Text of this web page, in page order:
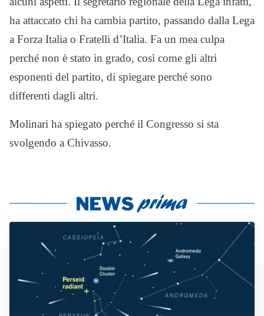
ha attaccato chi ha cambia partito, passando dalla Lega
a Forza Italia o Fratelli d’Italia. Fa un mea culpa
perché non è stato in grado, così come gli altri
esponenti del partito, di spiegare perché sono
differenti dagli altri.
Molinari ha spiegato perché il Congresso si sta
svolgendo a Chivasso.